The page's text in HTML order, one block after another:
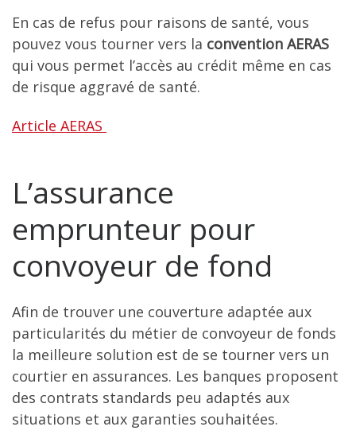
En cas de refus pour raisons de santé, vous
pouvez vous tourner vers la convention AERAS
qui vous permet l’accès au crédit même en cas
de risque aggravé de santé.
Article AERAS
L’assurance
emprunteur pour
convoyeur de fond
Afin de trouver une couverture adaptée aux
particularités du métier de convoyeur de fonds
la meilleure solution est de se tourner vers un
courtier en assurances. Les banques proposent
des contrats standards peu adaptés aux
situations et aux garanties souhaitées.